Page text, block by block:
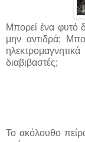
Μπορεί ένα φυτό
μην αντιδρά;
διαβιβαστές;
Το ακόλουθο